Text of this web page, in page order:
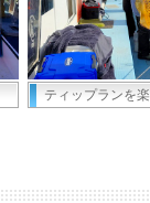
ティップランを